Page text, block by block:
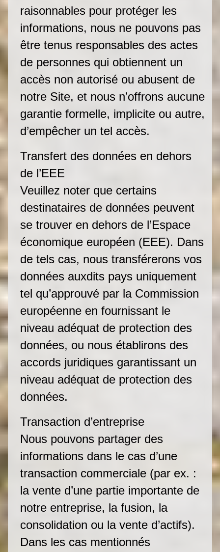
raisonnables pour protéger les
informations, nous ne pouvons pas
être tenus responsables des actes
de personnes qui obtiennent un
accès non autorisé ou abusent de
notre Site, et nous n’offrons aucune
garantie formelle, implicite ou autre,
d’empêcher un tel accès.
Transfert des données en dehors
de l’EEE
Veuillez noter que certains
destinataires de données peuvent
se trouver en dehors de l’Espace
économique européen (EEE). Dans
de tels cas, nous transférerons vos
données auxdits pays uniquement
tel qu’approuvé par la Commission
européenne en fournissant le
niveau adéquat de protection des
données, ou nous établirons des
accords juridiques garantissant un
niveau adéquat de protection des
données.
Transaction d’entreprise
Nous pouvons partager des
informations dans le cas d’une
transaction commerciale (par ex. :
la vente d’une partie importante de
notre entreprise, la fusion, la
consolidation ou la vente d’actifs).
Dans les cas mentionnés